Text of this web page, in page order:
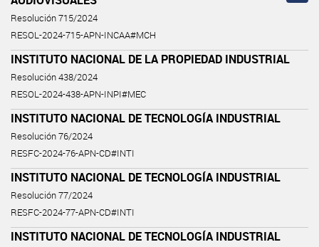
Resolución 715/2024
RESOL-2024-715-APN-INCAA#MCH
INSTITUTO NACIONAL DE LA PROPIEDAD INDUSTRIAL
Resolución 438/2024
RESOL-2024-438-APN-INPI#MEC
INSTITUTO NACIONAL DE TECNOLOGÍA INDUSTRIAL
Resolución 76/2024
RESFC-2024-76-APN-CD#INTI
INSTITUTO NACIONAL DE TECNOLOGÍA INDUSTRIAL
Resolución 77/2024
RESFC-2024-77-APN-CD#INTI
INSTITUTO NACIONAL DE TECNOLOGÍA INDUSTRIAL